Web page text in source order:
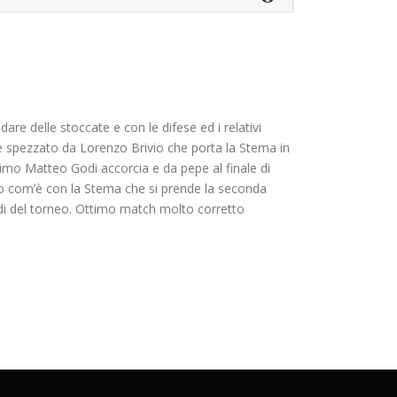
delle stoccate e con le difese ed i relativi
da Lorenzo Brivio che porta la Stema in
Matteo Godi accorcia e da pepe al finale di
con la Stema che si prende la seconda
del torneo. Ottimo match molto corretto